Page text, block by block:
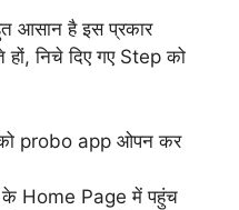
आसान है इस प्रकार
निचे दिए गए Step को
probo app ओपन कर
Home Page में पहुंच